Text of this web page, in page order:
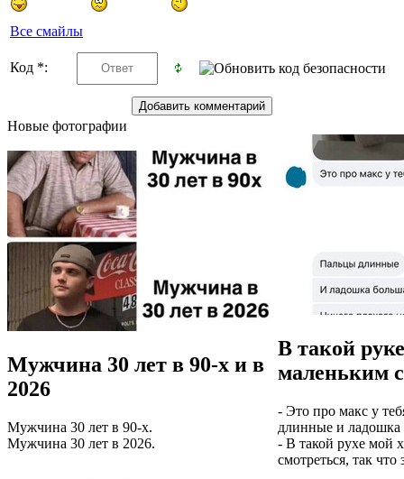
Все смайлы
Код *:
Новые фотографии
Мужчина 30 лет в 90-х и в
2026
Мужчина 30 лет в 90-х.
Мужчина 30 лет в 2026.
В такой
маленьким
- Это про макс у
длинные и ладошка
- В такой рухе мой
смотреться, так